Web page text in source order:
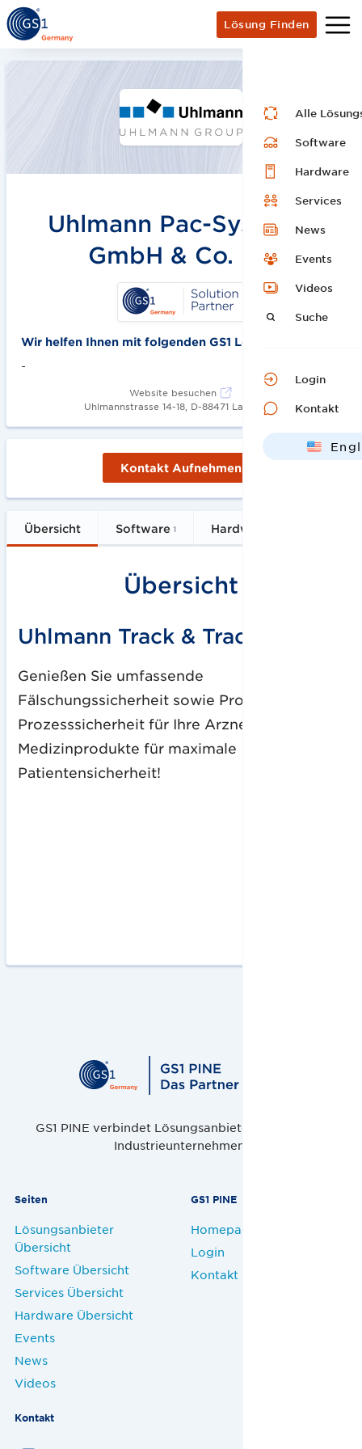
Lösung Finden
Alle
Software
Hardware
Services
News
Events
Videos
Suche
Login
Kontakt
Übersicht Software 1 Hardware
Übersicht
Uhlmann Track & Trace
Genießen Sie umfassende
Fälschungssicherheit sowie Produkt- und
Prozesssicherheit für Ihre Arzneimittel und
Medizinprodukte für maximale
Patientensicherheit!
Uhlmann Pac-Systeme
GmbH & Co. KG
Wir helfen Ihnen mit folgenden GS1 Lösungen:
-
Website besuchen
Uhlmannstrasse 14-18, D-88471 Laupheim
Kontakt Aufnehmen
GS1 PINE verbindet Lösungsanbieter, Handel und
Industrieunternehmen.
Seiten
Lösungsanbieter
Übersicht
Software Übersicht
Services Übersicht
Hardware Übersicht
Events
News
Videos
GS1 PINE
Homepage
Login
Kontakt
Kontakt